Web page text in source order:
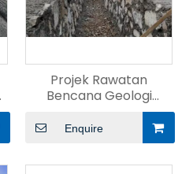
Projek Rawatan
Bencana Geologi
Enquire